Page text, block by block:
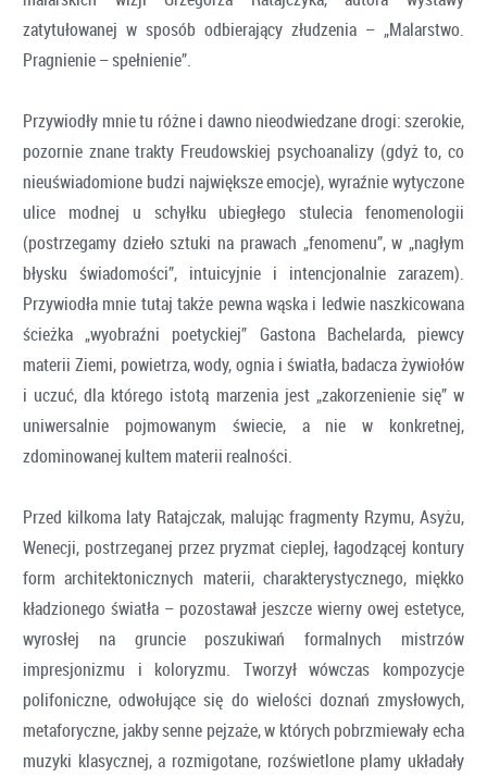
zatytułowanej w sposób odbierający złudzenia – „Malarstwo.
Pragnienie – spełnienie”.
Przywiodły mnie tu różne i dawno nieodwiedzane drogi: szerokie,
pozornie znane trakty Freudowskiej psychoanalizy (gdyż to, co
nieuświadomione budzi największe emocje), wyraźnie wytyczone
ulice modnej u schyłku ubiegłego stulecia fenomenologii
(postrzegamy dzieło sztuki na prawach „fenomenu”, w „nagłym
błysku świadomości”, intuicyjnie i intencjonalnie zarazem).
Przywiodła mnie tutaj także pewna wąska i ledwie naszkicowana
ścieżka „wyobraźni poetyckiej” Gastona Bachelarda, piewcy
materii Ziemi, powietrza, wody, ognia i światła, badacza żywiołów
i uczuć, dla którego istotą marzenia jest „zakorzenienie się” w
uniwersalnie pojmowanym świecie, a nie w konkretnej,
zdominowanej kultem materii realności.
Przed kilkoma laty Ratajczak, malując fragmenty Rzymu, Asyżu,
Wenecji, postrzeganej przez pryzmat cieplej, łagodzącej kontury
form architektonicznych materii, charakterystycznego, miękko
kładzionego światła – pozostawał jeszcze wierny owej estetyce,
wyrosłej na gruncie poszukiwań formalnych mistrzów
impresjonizmu i koloryzmu. Tworzył wówczas kompozycje
polifoniczne, odwołujące się do wielości doznań zmysłowych,
metaforyczne, jakby senne pejzaże, w których pobrzmiewały echa
muzyki klasycznej, a rozmigotane, rozświetlone plamy układały